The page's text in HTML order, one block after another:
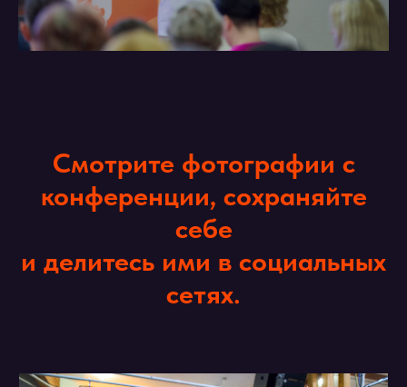
Смотрите фотографии с
конференции, сохраняйте
себе
и делитесь ими в социальных
сетях.